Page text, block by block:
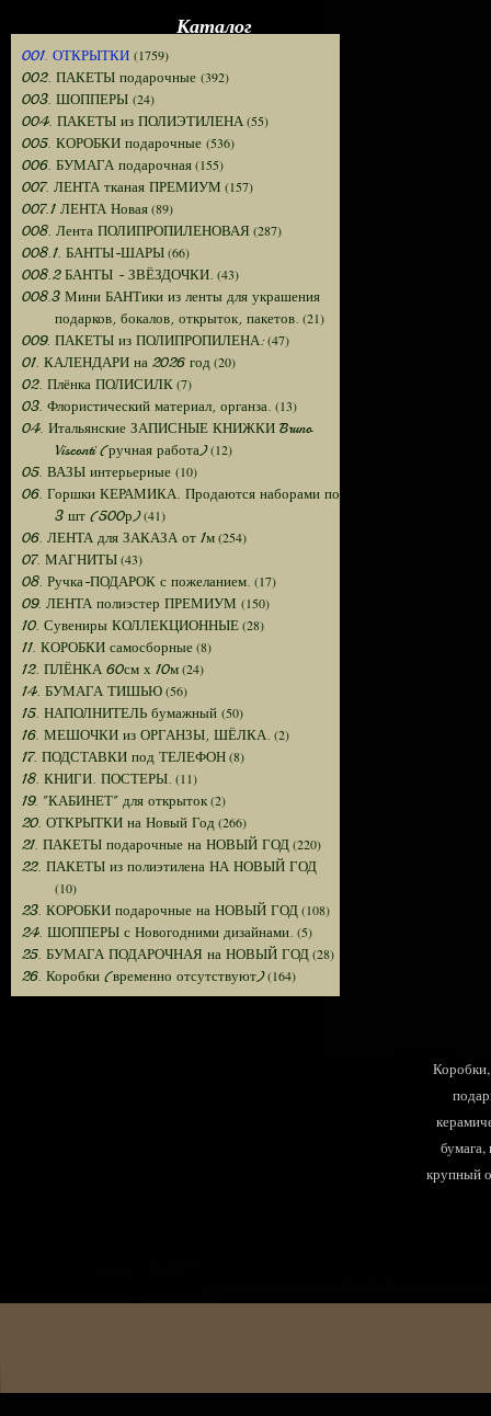
Каталог
001. ОТКРЫТКИ (1759)
002. ПАКЕТЫ подарочные (392)
003. ШОППЕРЫ (24)
004. ПАКЕТЫ из ПОЛИЭТИЛЕНА(55)
005. КОРОБКИ подарочные (536)
006. БУМАГА подарочная(155)
007. ЛЕНТА тканая ПРЕМИУМ (157)
007.1 ЛЕНТА Новая(89)
008. Лента ПОЛИПРОПИЛЕНОВАЯ (287)
008.1. БАНТЫ-ШАРЫ(66)
008.2 БАНТЫ - ЗВЁЗДОЧКИ. (43)
008.3 Мини БАНТики из ленты для украшения
подарков, бокалов, открыток, пакетов. (21)
009. ПАКЕТЫ из ПОЛИПРОПИЛЕНА:(47)
01. КАЛЕНДАРИ на 2026 год (20)
02. Плёнка ПОЛИСИЛК(7)
03. Флористический материал, органза. (13)
04. Итальянские ЗАПИСНЫЕ КНИЖКИ Bruno
Visconti (ручная работа)(12)
05. ВАЗЫ интерьерные (10)
06. Горшки КЕРАМИКА. Продаются наборами по
3 шт (500р)(41)
06. ЛЕНТА для ЗАКАЗА от 1м(254)
07. МАГНИТЫ(43)
08. Ручка-ПОДАРОК с пожеланием. (17)
09. ЛЕНТА полиэстер ПРЕМИУМ (150)
10. Сувениры КОЛЛЕКЦИОННЫЕ(28)
11. КОРОБКИ самосборные(8)
12. ПЛЁНКА 60см х 10м(24)
14. БУМАГА ТИШЬЮ(56)
15. НАПОЛНИТЕЛЬ бумажный (50)
16. МЕШОЧКИ из ОРГАНЗЫ, ШЁЛКА. (2)
17. ПОДСТАВКИ под ТЕЛЕФОН(8)
18. КНИГИ. ПОСТЕРЫ. (11)
19. "КАБИНЕТ" для открыток(2)
20. ОТКРЫТКИ на Новый Год (266)
21. ПАКЕТЫ подарочные на НОВЫЙ ГОД(220)
22. ПАКЕТЫ из полиэтилена НА НОВЫЙ ГОД
(10)
23. КОРОБКИ подарочные на НОВЫЙ ГОД(108)
24. ШОППЕРЫ с Новогодними дизайнами. (5)
25. БУМАГА ПОДАРОЧНАЯ на НОВЫЙ ГОД(28)
26. Коробки (временно отсутствуют)(164)
крупный